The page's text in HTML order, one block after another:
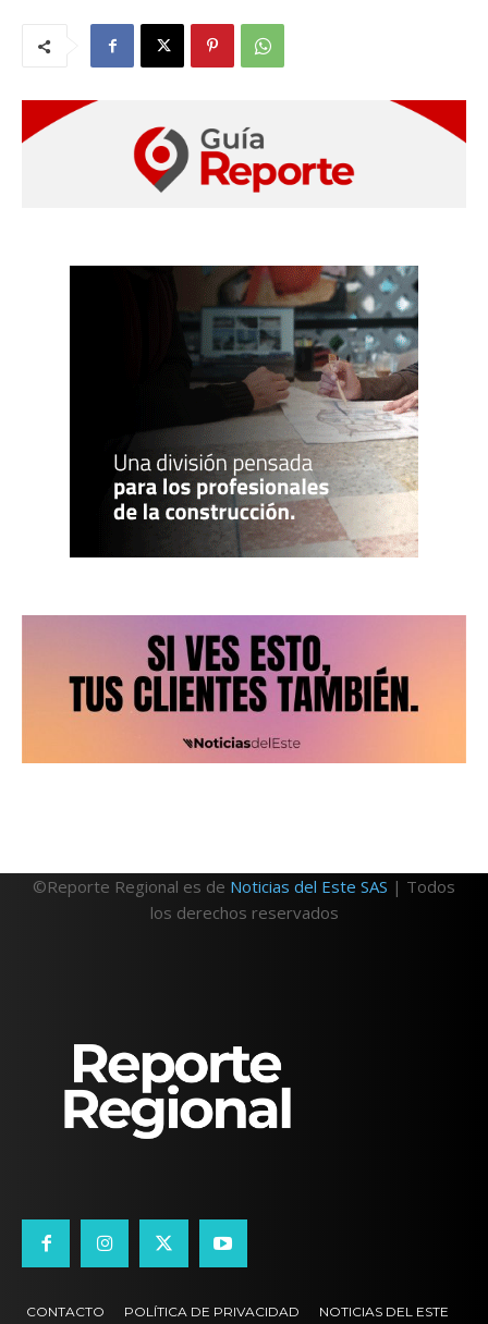
©Reporte Regional es de Noticias del Este SAS | Todos
los derechos reservados
CONTACTO POLÍTICA DE PRIVACIDAD NOTICIAS DEL ESTE